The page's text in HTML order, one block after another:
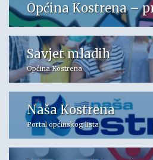
Općina Kostrena –
Savjet mladih
Općina Kostrena
Naša Kostrena
Portal općinskog lista